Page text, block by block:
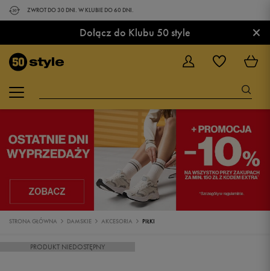
ZWROT DO 30 DNI. W KLUBIE DO 60 DNI.
Dołącz do Klubu 50 style ×
STRONA GŁÓWNA DAMSKIE AKCESORIA PIŁKI
PRODUKT NIEDOSTĘPNY